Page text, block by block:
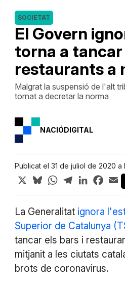
El Govern
torna a tancar
restaurants a
SOCIETAT
Malgrat la suspensió de l'alt
tornat a decretar la norma
NACIÓDIGITAL
Publicat el 31 de juliol de 2020 a
X BlueskyWhatsApp
TelegramLinkedIn
La Generalitat ignora
Superior de Catalunya
tancar els bars i
mitjanit a les ciutats
brots de coronavirus.